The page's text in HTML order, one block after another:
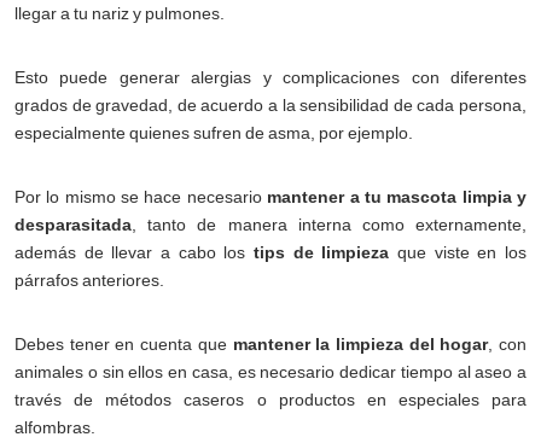
llegar a tu nariz y pulmones.
Esto puede generar alergias y complicaciones con diferentes
grados de gravedad, de acuerdo a la sensibilidad de cada persona,
especialmente quienes sufren de asma, por ejemplo.
Por lo mismo se hace necesariomantener a tu mascota limpia y
desparasitada , tanto de manera interna como externamente,
además de llevar a cabo los tips de limpieza que viste en los
párrafos anteriores.
Debes tener en cuenta que mantener la limpieza del hogar, con
animales o sin ellos en casa, es necesario dedicar tiempo al aseo a
través de métodos caseros o productos en especiales para
alfombras.